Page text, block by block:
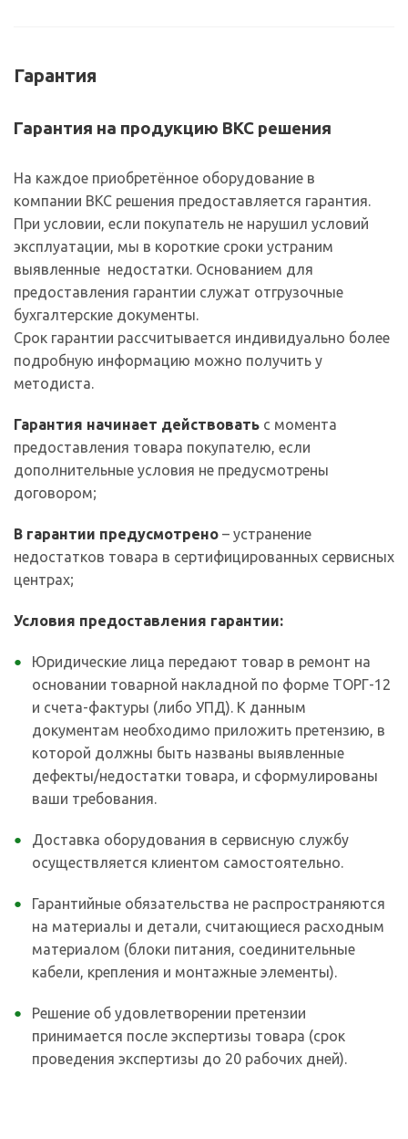
Гарантия
Гарантия на продукцию ВКС решения
На каждое приобретённое оборудование в
компании ВКС решения предоставляется гарантия.
При условии, если покупатель не нарушил условий
эксплуатации, мы в короткие сроки устраним
выявленные недостатки. Основанием для
предоставления гарантии служат отгрузочные
бухгалтерские документы.
Срок гарантии рассчитывается индивидуально более
подробную информацию можно получить у
методиста.
Гарантия начинает действовать с момента
предоставления товара покупателю, если
дополнительные условия не предусмотрены
договором;
В гарантии предусмотрено – устранение
недостатков товара в сертифицированных сервисных
центрах;
Условия предоставления гарантии:
Юридические лица передают товар в ремонт на
основании товарной накладной по форме ТОРГ-12
и счета-фактуры (либо УПД). К данным
документам необходимо приложить претензию, в
которой должны быть названы выявленные
дефекты/недостатки товара, и сформулированы
ваши требования.
Доставка оборудования в сервисную службу
осуществляется клиентом самостоятельно.
Гарантийные обязательства не распространяются
на материалы и детали, считающиеся расходным
материалом (блоки питания, соединительные
кабели, крепления и монтажные элементы).
Решение об удовлетворении претензии
принимается после экспертизы товара (срок
проведения экспертизы до 20 рабочих дней).